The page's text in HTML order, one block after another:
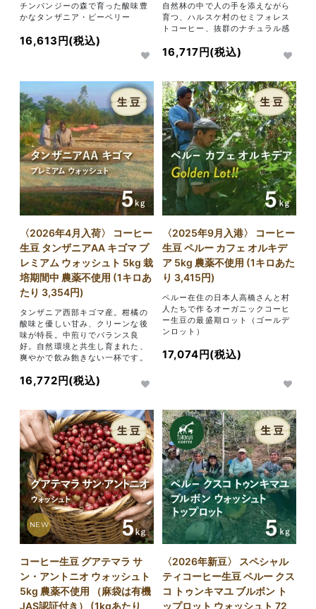
チンパンジーの森で育った酸味豊
かなタンザニア・ピーベリー
16,613円(税込)
自然林の中で人の手を添えながら
育つ、ハルスケ村のセミフォレス
トコーヒー、抜群のナチュラル感
16,717円(税込)
〈2026年4月入荷〉 コーヒー
生豆 タンザニアAA キゴマ プ
レミアム ウォッシュト 5kg 栽
培期間中 農薬不使用 (1キロあ
たり 3,354円)
タンザニア西部キゴマ産。柑橘の
酸味と優しい甘み、クリーンな後
味が特長。中煎りでバランス良
好。自然環境と共生し育まれた、
爽やかで飲み飽きない一杯です。
16,772円(税込)
〈2025年9月入港〉 コーヒー
生豆 ペルー カフェ オルキデ
ア 5kg 農薬不使用 (1キロあた
り 3,415円)
ペルー在住の日本人高橋さんと村
人たちで作るオーガニックコーヒ
ー生豆の最盛期ロット（ゴールデ
ンロット）
17,074円(税込)
NEW
コーヒー生豆 グアテマラ サ
ン・アントニオ ウォッシュト
5kg 農薬不使用 （麻袋は有機
JAS認証付き） (1kgあたり
〈2026年新豆〉 スペシャル
ティコーヒー生豆 ペルー クス
コ トゥンキマユ ブルボン ト
ップロット ウォッシュト 72